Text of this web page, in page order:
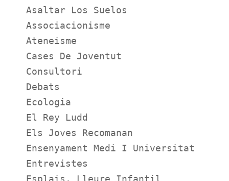
Asaltar Los Suelos
Associacionisme
Ateneisme
Cases De Joventut
Consultori
Debats
Ecologia
El Rey Ludd
Els Joves Recomanan
Ensenyament Medi I Universitat
Entrevistes
Esplais, Lleure Infantil